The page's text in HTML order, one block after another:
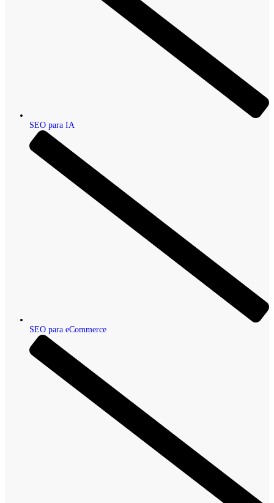
SEO para IA
SEO para eCommerce